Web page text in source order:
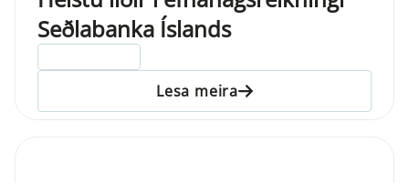
Seðlabanka Íslands
Lesa meira